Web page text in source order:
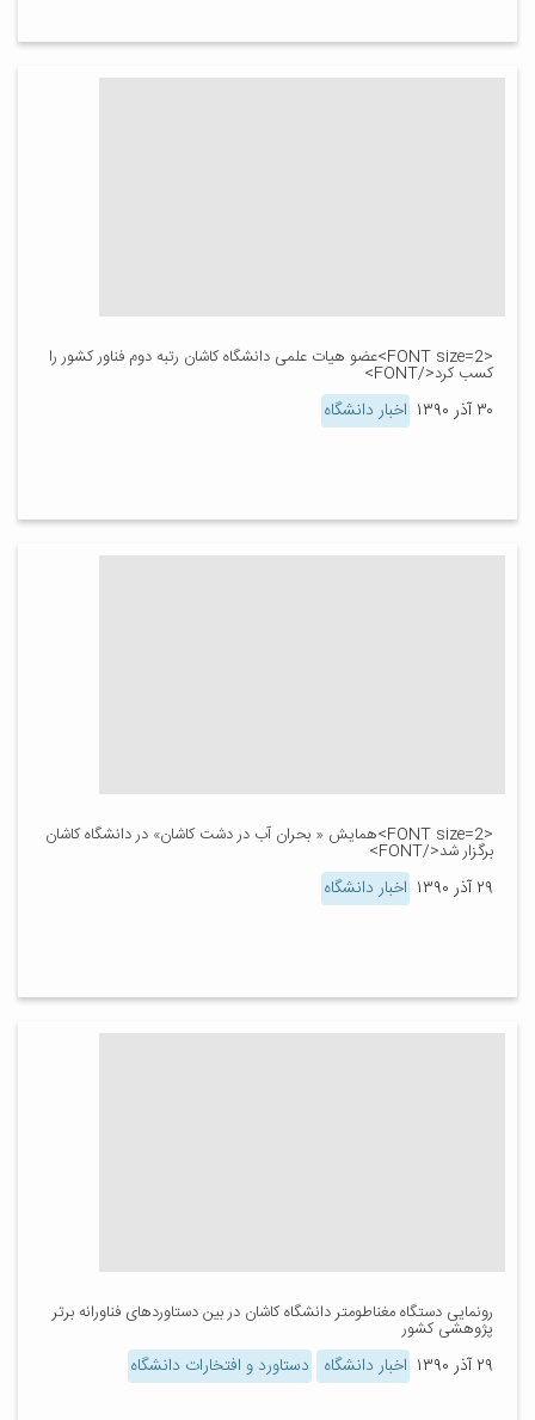
<FONT size=2>عضو هیات علمی دانشگاه کاشان رتبه دوم فناور کشور را
کسب کرد</FONT>
۳۰ آذر ۱۳۹۰ اخبار دانشگاه
<FONT size=2>همایش « بحران آب در دشت کاشان» در دانشگاه کاشان
برگزار شد</FONT>
۲۹ آذر ۱۳۹۰ اخبار دانشگاه
رونمایی دستگاه مغناطومتر دانشگاه کاشان در بین دستاوردهای فناورانه برتر
پژوهشی کشور
۲۹ آذر ۱۳۹۰ اخبار دانشگاه دستاورد و افتخارات دانشگاه